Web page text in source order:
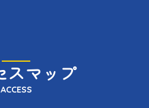
スマップ
ACCESS